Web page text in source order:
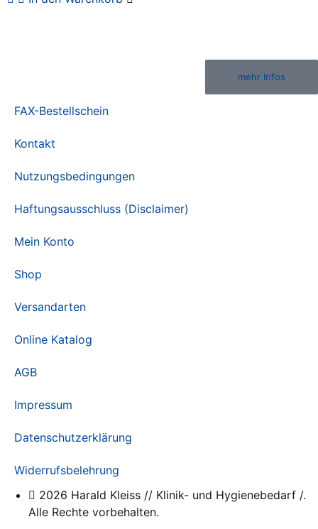
2026 Harald Kleiss // Klinik- und Hygienebedarf /.
Alle Rechte vorbehalten.
AGB
Impressum
Datenschutzerklärung
Widerrufsbelehrung
Mein Konto
Shop
Versandarten
Online Katalog
FAX-Bestellschein
Kontakt
Nutzungsbedingungen
Haftungsausschluss (Disclaimer)
mehr Infos